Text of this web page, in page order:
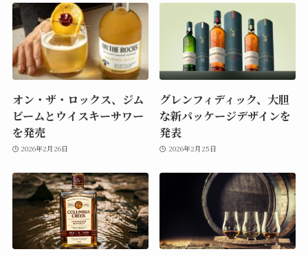
オン・ザ・ロックス、ジム
ビームとウイスキーサワー
を発売
2026年2月26日
グレンフィディック、大胆
な新パッケージデザインを
発表
2026年2月25日